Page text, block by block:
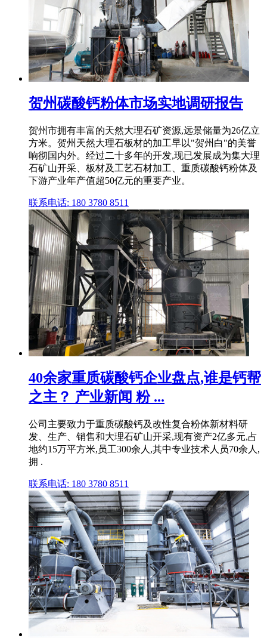
贺州碳酸钙粉体市场实地调研报告
贺州市拥有丰富的天然大理石矿资源,远景储量为26亿立
方米。贺州天然大理石板材的加工早以"贺州白"的美誉
响彻国内外。经过二十多年的开发,现已发展成为集大理
石矿山开采、板材及工艺石材加工、重质碳酸钙粉体及
下游产业年产值超50亿元的重要产业。
联系电话: 180 3780 8511
40余家重质碳酸钙企业盘点,谁是钙帮
之主？ 产业新闻 粉 ...
公司主要致力于重质碳酸钙及改性复合粉体新材料研
发、生产、销售和大理石矿山开采,现有资产2亿多元,占
地约15万平方米,员工300余人,其中专业技术人员70余人,
拥 .
联系电话: 180 3780 8511